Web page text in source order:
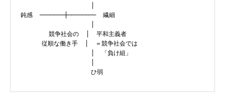
鈍感  ───────┼────────  繊細
        競争社会の  │  平和主義者
      従順な働き手  │  ＝競争社会では
                    │  「負け組」
                    ひ弱